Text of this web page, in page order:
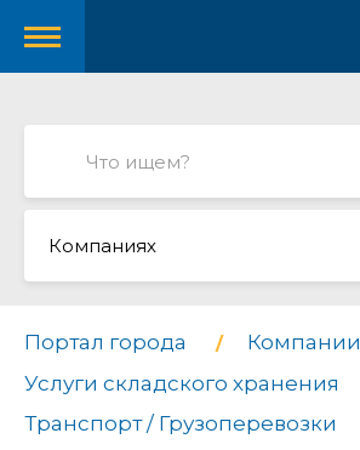
Компаниях
Портал города
Компании
Услуги складского хранения
Транспорт / Грузоперевозки